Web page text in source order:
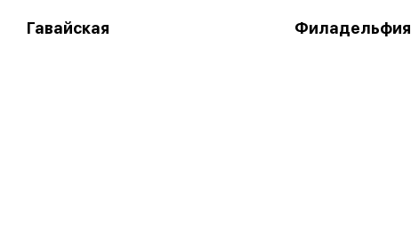
Гавайская Филадельфия